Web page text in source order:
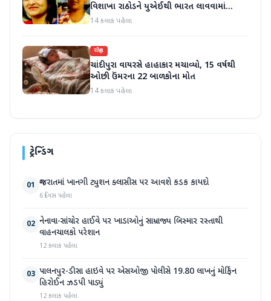
વિશાખા રાઠોડને યુએઈથી ભારત લાવવામાં
આવ્યો
14 કલાક પહેલા
રાષ્ટ્રીય
ચાંદીપુરા વાયરસે હાહાકાર મચાવ્યો, 15 વર્ષથી
ઓછી ઉંમરના 22 બાળકોના મોત
14 કલાક પહેલા
ટ્રેન્ડિંગ
01 ગુજરાતમાં ખાનગી ટ્યુશન ક્લાસીસ પર આવશે કડક કાયદો
6 દિવસ પહેલા
02 નેનાવા-સાંચોર હાઈવે પર ખાડાઓનું સામ્રાજ્ય બિસ્માર રસ્તાથી
વાહનચાલકો પરેશાન
12 કલાક પહેલા
03 પાલનપુર-ડીસા હાઇવે પર એસઓજી પોલીસે 19.80 લાખનું મોર્ફિન
હિરોઈન ઝડપી પાડ્યું
12 કલાક પહેલા